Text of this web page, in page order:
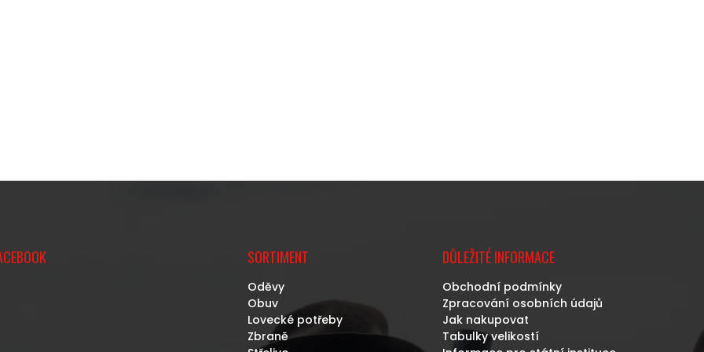
SORTIMENT
Oděvy
Obuv
Lovecké potřeby
Zbraně
DŮLEŽITÉ INFORMACE
Obchodní podmínky
Zpracování osobních údajů
Jak nakupovat
Tabulky velikostí